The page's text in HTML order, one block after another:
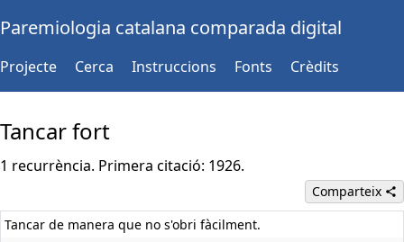
Paremiologia catalana comparada digital
Projecte Cerca Instruccions Fonts Crèdits
Tancar fort
1 recurrència. Primera citació: 1926.
Comparteix
Tancar de manera que no s'obri fàcilment.